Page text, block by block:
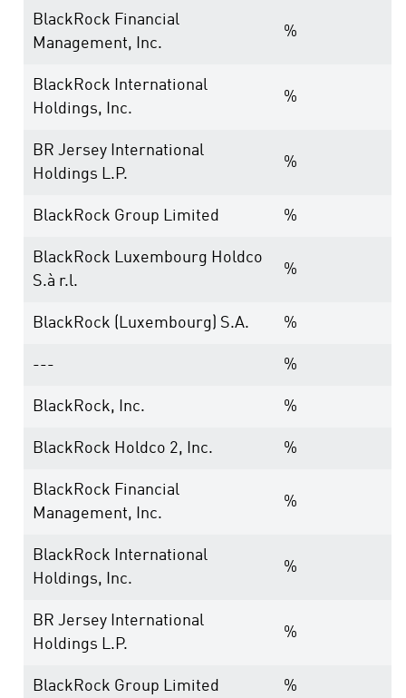
BlackRock Financial
Management, Inc.
%
BlackRock International
Holdings, Inc.
%
BR Jersey International
Holdings L.P.
%
BlackRock Group Limited %
BlackRock Luxembourg Holdco
S.à r.l.
%
BlackRock (Luxembourg) S.A. %
--- %
BlackRock, Inc. %
BlackRock Holdco 2, Inc. %
BlackRock Financial
Management, Inc.
%
BlackRock International
Holdings, Inc.
%
BR Jersey International
Holdings L.P.
%
BlackRock Group Limited %